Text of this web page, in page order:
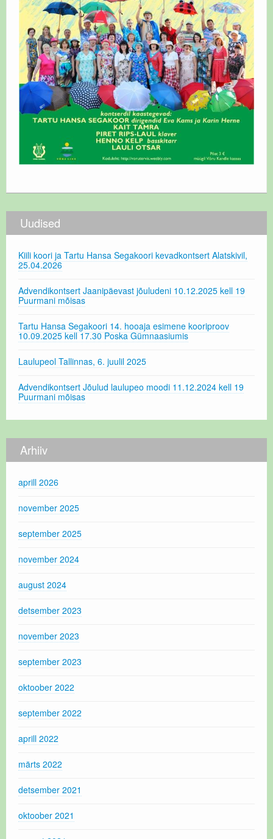
Uudised
Kiili koori ja Tartu Hansa Segakoori kevadkontsert Alatskivil,
25.04.2026
Advendikontsert Jaanipäevast jõuludeni 10.12.2025 kell 19
Puurmani mõisas
Tartu Hansa Segakoori 14. hooaja esimene kooriproov
10.09.2025 kell 17.30 Poska Gümnaasiumis
Laulupeol Tallinnas, 6. juulil 2025
Advendikontsert Jõulud laulupeo moodi 11.12.2024 kell 19
Puurmani mõisas
Arhiiv
aprill 2026
november 2025
september 2025
november 2024
august 2024
detsember 2023
november 2023
september 2023
oktoober 2022
september 2022
aprill 2022
märts 2022
detsember 2021
oktoober 2021